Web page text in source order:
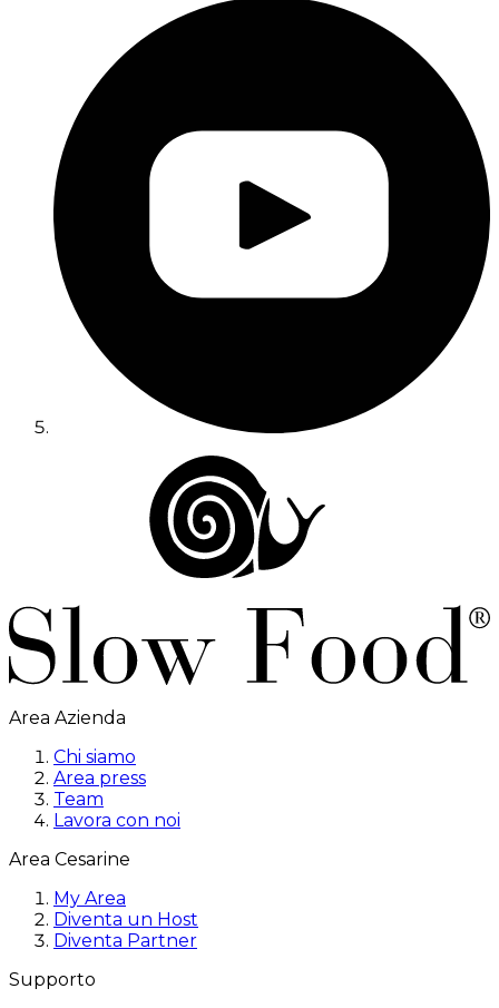
Area Azienda
Chi siamo
Area press
Team
Lavora con noi
Area Cesarine
My Area
Diventa un Host
Diventa Partner
Supporto